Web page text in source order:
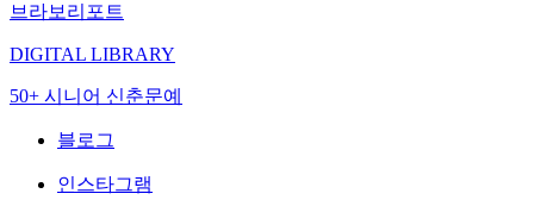
브라보리포트
DIGITAL LIBRARY
50+ 시니어 신춘문예
블로그
인스타그램